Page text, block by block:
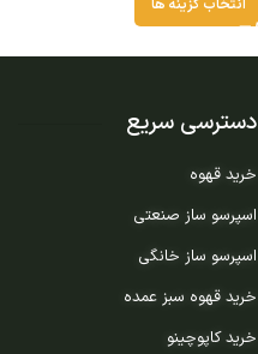
انتخاب گزینه ها
دسترسی سریع
خرید قهوه
اسپرسو ساز صنعتی
اسپرسو ساز خانگی
خرید قهوه سبز عمده
خرید کاپوچینو